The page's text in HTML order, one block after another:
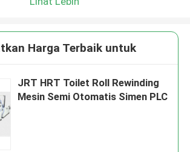
Harga Terbaik untuk
JRT HRT Toilet Roll Rewinding
Mesin Semi Otomatis Simen PLC